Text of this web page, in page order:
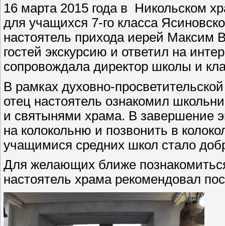
16 марта 2015 года в Никольском
для учащихся 7-го класса
настоятель прихода иерей
гостей экскурсию и ответил на
сопровождала директор школы и
В рамках духовно-
отец настоятель ознакомил
и святынями храма. В завершение
на колокольню и позвонить в
учащимися средних школ стало
Для желающих ближе
настоятель храма рекомендовал